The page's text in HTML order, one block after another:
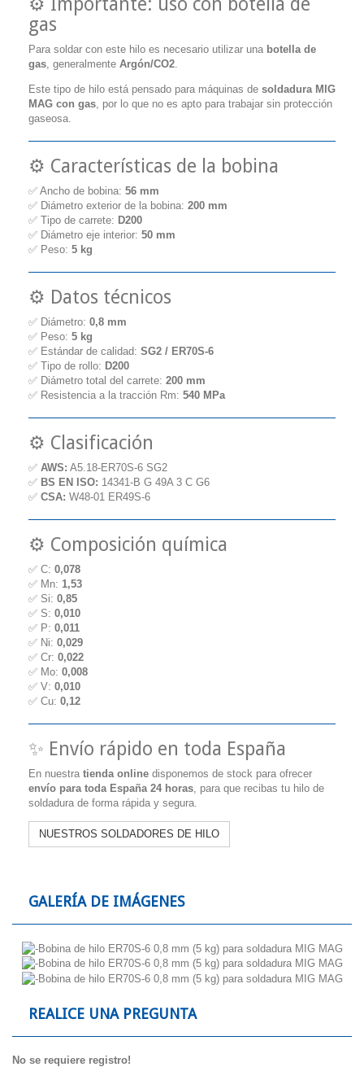
⚙️ Importante: uso con botella de
gas
Para soldar con este hilo es necesario utilizar una botella de
gas, generalmente Argón/CO2.
Este tipo de hilo está pensado para máquinas de soldadura MIG
MAG con gas, por lo que no es apto para trabajar sin protección
gaseosa.
⚙️ Características de la bobina
✅ Ancho de bobina: 56 mm
✅ Diámetro exterior de la bobina: 200 mm
✅ Tipo de carrete: D200
✅ Diámetro eje interior: 50 mm
✅ Peso: 5 kg
⚙️ Datos técnicos
✅ Diámetro: 0,8 mm
✅ Peso: 5 kg
✅ Estándar de calidad: SG2 / ER70S-6
✅ Tipo de rollo: D200
✅ Diámetro total del carrete: 200 mm
✅ Resistencia a la tracción Rm: 540 MPa
⚙️ Clasificación
✅ AWS: A5.18-ER70S-6 SG2
✅ BS EN ISO: 14341-B G 49A 3 C G6
✅ CSA: W48-01 ER49S-6
⚙️ Composición química
✅ C: 0,078
✅ Mn: 1,53
✅ Si: 0,85
✅ S: 0,010
✅ P: 0,011
✅ Ni: 0,029
✅ Cr: 0,022
✅ Mo: 0,008
✅ V: 0,010
✅ Cu: 0,12
✨ Envío rápido en toda España
En nuestra tienda online disponemos de stock para ofrecer
envío para toda España 24 horas, para que recibas tu hilo de
soldadura de forma rápida y segura.
NUESTROS SOLDADORES DE HILO
GALERÍA DE IMÁGENES
REALICE UNA PREGUNTA
No se requiere registro!